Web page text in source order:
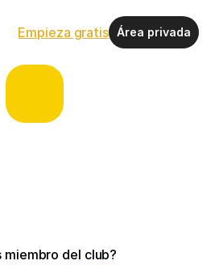
Empieza gratis Área privada
miembro del club?